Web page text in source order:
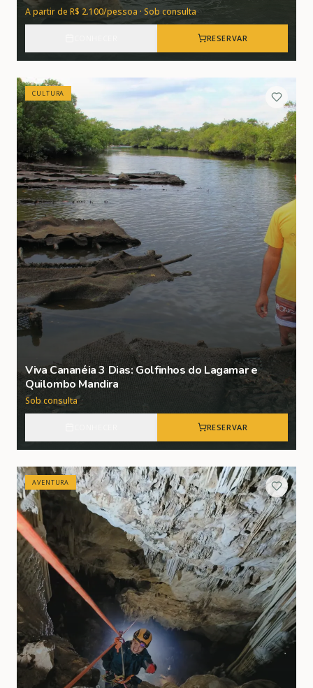
A partir de R$ 2.100/pessoa · Sob consulta
RESERVAR
CULTURA
Viva Cananéia 3 Dias: Golfinhos do Lagamar e
Quilombo Mandira
Sob consulta
RESERVAR
AVENTURA